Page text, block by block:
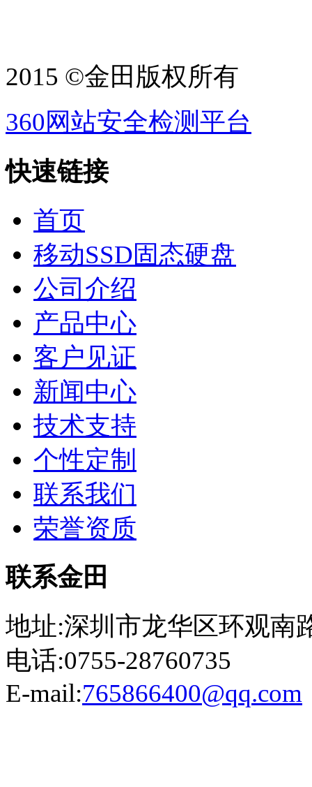
2015 ©金田版权所有
360网站安全检测平台
快速链接
首页
移动SSD固态硬盘
公司介绍
产品中心
客户见证
新闻中心
技术支持
个性定制
联系我们
荣誉资质
联系金田
地址:深圳市龙华区环观南
电话:0755-28760735
E-mail:765866400@qq.com